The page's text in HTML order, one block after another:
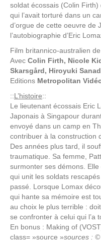
soldat écossais (Colin Firth)
qui l’avait torturé dans un
d’orgue de cette oeuvre de
l’autobiographie d’Eric
Film britannico-australien de
Avec Colin Firth, Nicole
Skarsgård, Hiroyuki
Editions Metropolitan
::L’histoire::
Le lieutenant écossais Eric
Japonais à Singapour
envoyé dans un camp en
contribuer à la construction
Des années plus tard, il
traumatique. Sa femme,
surmonter ses démons.
qui unit les soldats
passé. Lorsque Lomax
qui hante sa mémoire est
au choix le plus terrible :
se confronter à celui qui l’a
En bonus : Making of
class= »source »sources : ©